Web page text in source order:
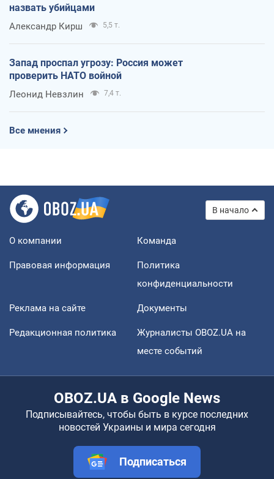
назвать убийцами
Александр Кирш 5,5 т.
Запад проспал угрозу: Россия может
проверить НАТО войной
Леонид Невзлин 7,4 т.
Все мнения
В начало
О компании Команда
Правовая информация
Политика
конфиденциальности
Реклама на сайте Документы
Редакционная политика
Журналисты OBOZ.UA на
месте событий
OBOZ.UA в Google News
Подписывайтесь, чтобы быть в курсе последних
новостей Украины и мира сегодня
Подписаться